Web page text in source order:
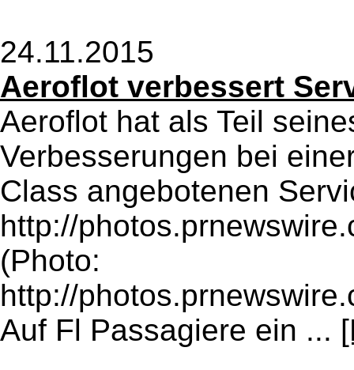
24.11.2015
Aeroflot verbessert
Aeroflot hat als Teil
Verbesserungen bei
Class angebotenen
http://
(Photo:
http://
Auf Fl Passagiere ein ...